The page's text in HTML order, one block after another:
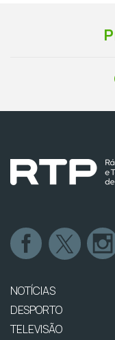
NOTÍCIAS
DESPORTO
TELEVISÃO